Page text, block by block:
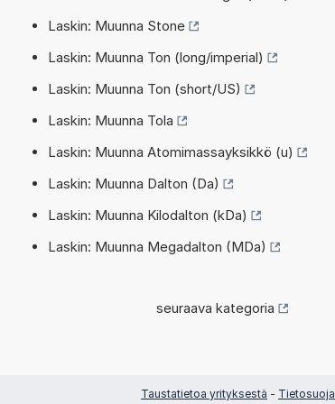
Laskin: Muunna Stone
Laskin: Muunna Ton (long/imperial)
Laskin: Muunna Ton (short/US)
Laskin: Muunna Tola
Laskin: Muunna Atomimassayksikkö (u)
Laskin: Muunna Dalton (Da)
Laskin: Muunna Kilodalton (kDa)
Laskin: Muunna Megadalton (MDa)
seuraava kategoria
Taustatietoa yrityksestä - Tietosuoja